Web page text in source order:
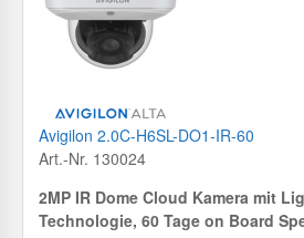
Avigilon 2.0C-H6SL-DO1-IR-60
Art.-Nr. 130024
2MP IR Dome Cloud Kamera mit
Technologie, 60 Tage on Board